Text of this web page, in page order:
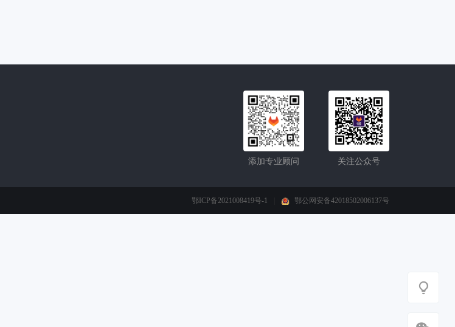
关注公众号
添加专业顾问
鄂ICP备2021008419号-1 鄂公网安备42018502006137号